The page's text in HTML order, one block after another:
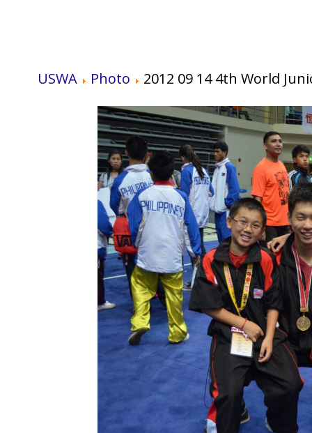
USWA Photo 2012 09 14 4th World